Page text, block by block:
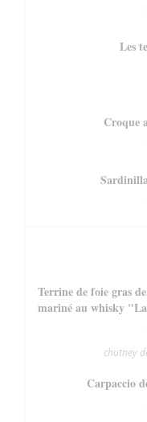
Les
Croque
Terrine de foie gras
mariné au whisky
chutney
Carpaccio